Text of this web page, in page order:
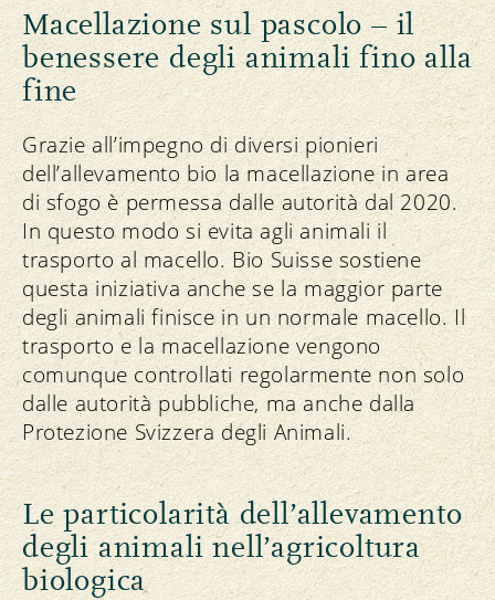
Macellazione sul pascolo – il
benessere degli animali fino alla
fine
Grazie all’impegno di diversi pionieri
dell’allevamento bio la macellazione in area
di sfogo è permessa dalle autorità dal 2020.
In questo modo si evita agli animali il
trasporto al macello. Bio Suisse sostiene
questa iniziativa anche se la maggior parte
degli animali finisce in un normale macello. Il
trasporto e la macellazione vengono
comunque controllati regolarmente non solo
dalle autorità pubbliche, ma anche dalla
Protezione Svizzera degli Animali.
Le particolarità dell’allevamento
degli animali nell’agricoltura
biologica